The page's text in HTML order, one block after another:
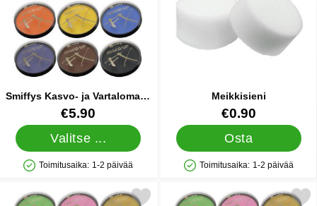
Smiffys Kasvo- ja Vartalomaali
FX Musta
Tuote.nro 9400€5.90
Valitse ...
Saatavuus: Varastossa
Toimitusaika: 1-2 päivää
Meikkisieni
Tuote.nro 8963€0.90
Osta
Saatavuus: Varastossa
Toimitusaika: 1-2 päivää
Merkitse smiffys Kasvo- ja Vartalomaali FX suosikiksi
Merkitse smiffys Kasvo- ja